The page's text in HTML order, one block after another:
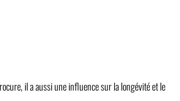
il a aussi une influence sur la longévité et le